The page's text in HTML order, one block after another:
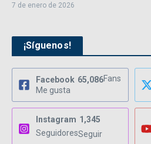
7 de enero de 2026
¡Síguenos!
Facebook 65,086Fans
Me gusta
Instagram 1,345
SeguidoresSeguir